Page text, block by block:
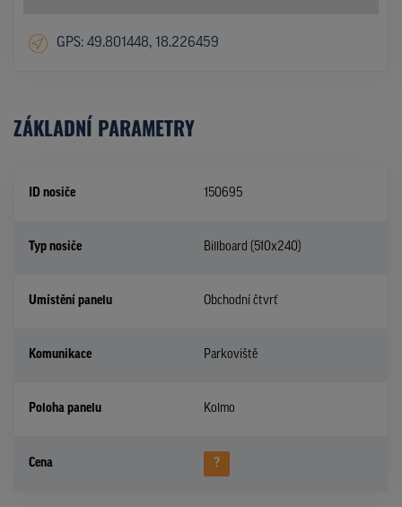
GPS: 49.801448, 18.226459
ZÁKLADNÍ PARAMETRY
ID nosiče 150695
Typ nosiče Billboard (510x240)
Umístění panelu Obchodní čtvrť
Komunikace Parkoviště
Poloha panelu Kolmo
Cena ?